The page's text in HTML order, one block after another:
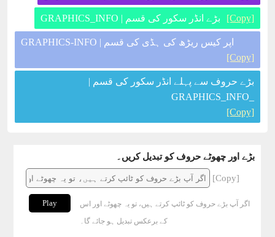
بڑے انڈر سکور کی قسم | GRAPHICS_INFO [Copy]
اپر کیس ریڑھ کی ہڈی کی قسم | GRAPHICS-INFO
[Copy]
بڑے حروف سے پہلے انڈر سکور کی قسم |
[Copy]
بڑے اور چھوٹے حروف کو تبدیل کریں۔
[Copy]
Play
اگر آپ بڑے حروف کو ٹائپ کرتے ہیں، تو یہ چھوٹے اور اس
کے برعکس تبدیل ہو جائے گا۔